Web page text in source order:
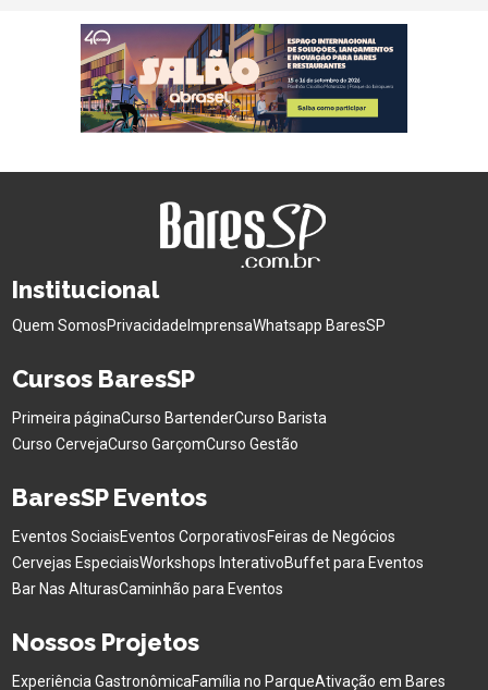
Institucional
Quem SomosPrivacidade ImprensaWhatsapp BaresSP
Cursos BaresSP
Primeira páginaCurso BartenderCurso Barista
Curso CervejaCurso GarçomCurso Gestão
BaresSP Eventos
Eventos SociaisEventos CorporativosFeiras de Negócios
Cervejas EspeciaisWorkshops InterativoBuffet para Eventos
Bar Nas AlturasCaminhão para Eventos
Nossos Projetos
Experiência GastronômicaFamília no ParqueAtivação em Bares